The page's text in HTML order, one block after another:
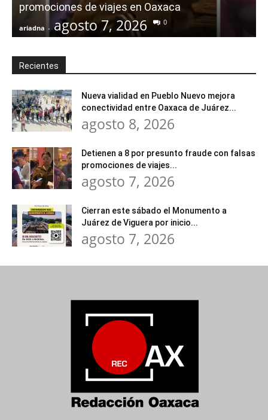
promociones de viajes en Oaxaca
ariadna - agosto 7, 2026 0
Recientes
Nueva vialidad en Pueblo Nuevo mejora
conectividad entre Oaxaca de Juárez...
agosto 8, 2026
Detienen a 8 por presunto fraude con falsas
promociones de viajes...
agosto 7, 2026
Cierran este sábado el Monumento a
Juárez de Viguera por inicio...
agosto 7, 2026